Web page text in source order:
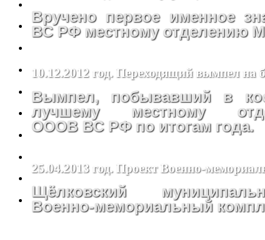
Вручено первое именное
ВС РФ местному отделению
10.12.2012 год. Переходящий вымпел
Вымпел, побывавший в
лучшему местному
ОООВ ВС РФ по итогам года.
25.04.2013 год. Проект Военно-
Щёлковский
Военно-мемориальный